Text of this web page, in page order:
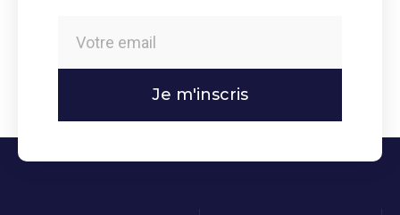
Je m'inscris